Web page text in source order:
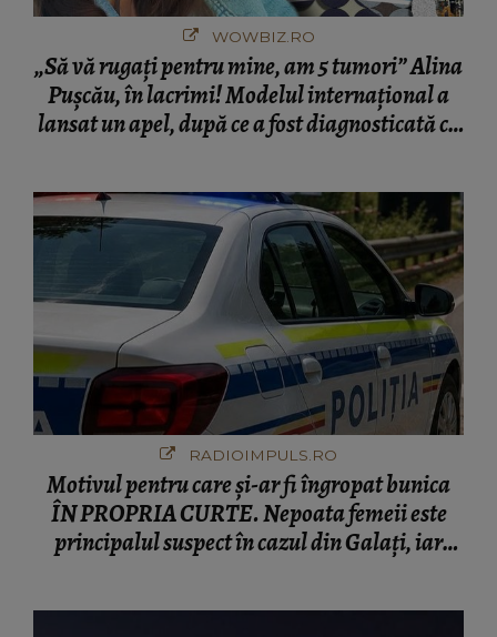
WOWBIZ.RO
„Să vă rugați pentru mine, am 5 tumori” Alina
Pușcău, în lacrimi! Modelul internațional a
lansat un apel, după ce a fost diagnosticată cu
RADIOIMPULS.RO
Motivul pentru care și-ar fi îngropat bunica
ÎN PROPRIA CURTE. Nepoata femeii este
principalul suspect în cazul din Galați, iar